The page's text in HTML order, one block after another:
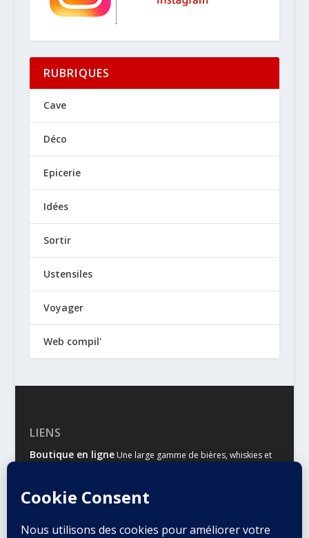
RUBRIQUES
Cave
Déco
Epicerie
Idées
Sortir
Ustensiles
Voyager
Web compil'
LIENS
Boutique en ligneUne large gamme de bières, whiskies et
Malts & HoublonsLe site d’information des amateurs de